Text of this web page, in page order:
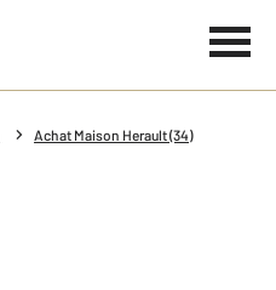
Achat Maison Herault (34)